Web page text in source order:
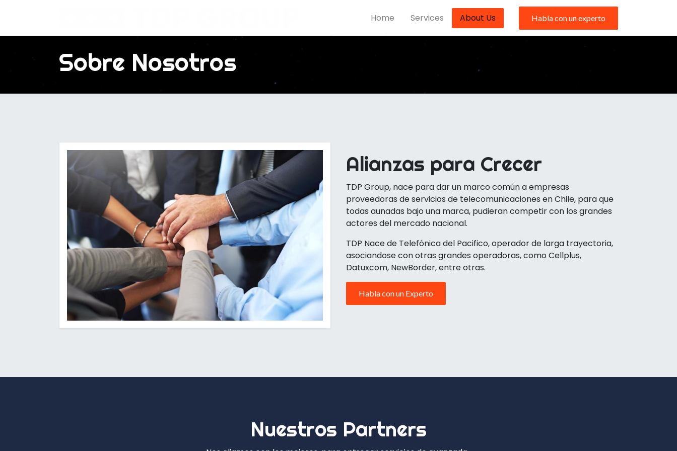
Home Services About Us Habla con un experto
Sobre Nosotros
Alianzas para Crecer
TDP Group, nace para dar un marco común a empresas
proveedoras de servicios de telecomunicaciones en Chile, para que
todas aunadas bajo una marca, pudieran competir con los grandes
actores del mercado nacional.
TDP Nace de Telefónica del Pacifico, operador de larga trayectoria,
asociandose con otras grandes operadoras, como Cellplus,
Datuxcom, NewBorder, entre otras.
Habla con un Experto
Nuestros Partners